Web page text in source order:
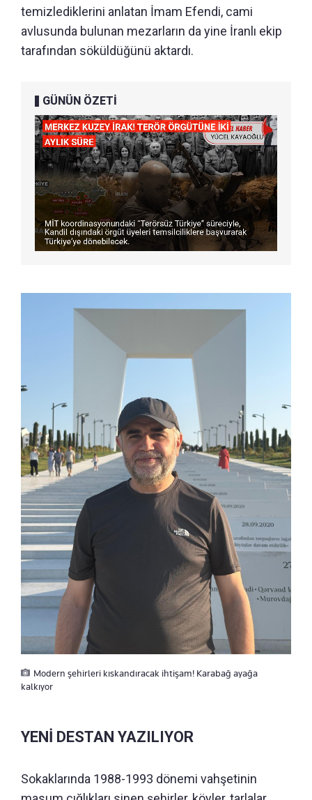
temizlediklerini anlatan İmam Efendi, cami
avlusunda bulunan mezarların da yine İranlı ekip
tarafından söküldüğünü aktardı.
GÜNÜN ÖZETİ
Modern şehirleri kıskandıracak ihtişam! Karabağ ayağa
kalkıyor
YENİ DESTAN YAZILIYOR
Sokaklarında 1988-1993 dönemi vahşetinin